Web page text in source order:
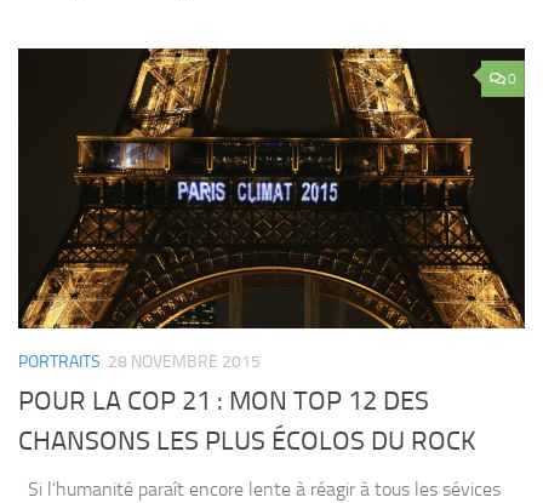
0
PORTRAITS 28 NOVEMBRE 2015
POUR LA COP 21 : MON TOP 12 DES
CHANSONS LES PLUS ÉCOLOS DU ROCK
Si l’humanité paraît encore lente à réagir à tous les sévices